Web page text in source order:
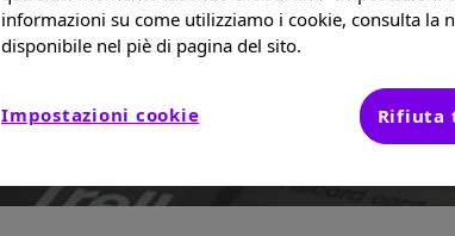
informazioni su come utilizziamo i cookie, consulta la
disponibile nel piè di pagina del sito.
Impostazioni cookie Rifiuta